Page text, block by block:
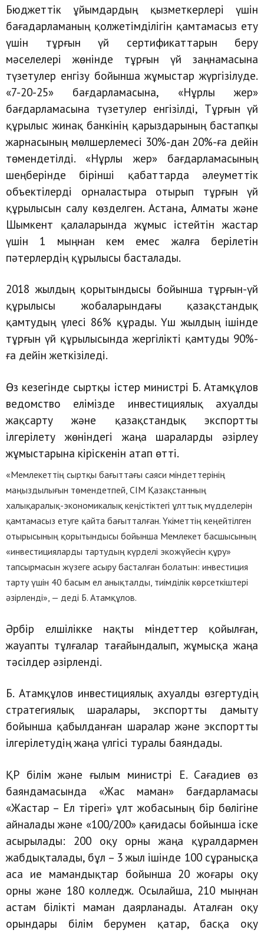
Бюджеттік ұйымдардың қызметкерлері үшін
бағадарламаның қолжетімділігін қамтамасыз ету
үшін тұрғын үй сертификаттарын беру
мәселелері жөнінде тұрғын үй заңнамасына
түзетулер енгізу бойынша жұмыстар жүргізілуде.
«7-20-25» бағдарламасына, «Нұрлы жер»
бағдарламасына түзетулер енгізілді, Тұрғын үй
құрылыс жинақ банкінің қарыздарының бастапқы
жарнасының мөлшерлемесі 30%-дан 20%-ға дейін
төмендетілді. «Нұрлы жер» бағдарламасының
шеңберінде бірінші қабаттарда әлеуметтік
объектілерді орналастыра отырып тұрғын үй
құрылысын салу көзделген. Астана, Алматы және
Шымкент қалаларында жұмыс істейтін жастар
үшін 1 мыңнан кем емес жалға берілетін
пәтерлердің құрылысы басталады.
2018 жылдың қорытындысы бойынша тұрғын-үй
құрылысы жобаларындағы қазақстандық
қамтудың үлесі 86% құрады. Үш жылдың ішінде
тұрғын үй құрылысында жергілікті қамтуды 90%-
ға дейін жеткізіледі.
Өз кезегінде сыртқы істер министрі Б. Атамқұлов
ведомство елімізде инвестициялық ахуалды
жақсарту және қазақстандық экспортты
ілгерілету жөніндегі жаңа шараларды әзірлеу
жұмыстарына кіріскенін атап өтті.
«Мемлекеттің сыртқы бағыттағы саяси міндеттерінің
маңыздылығын төмендетпей, СІМ Қазақстанның
халықаралық-экономикалық кеңістіктегі ұлттық мүдделерін
қамтамасыз етуге қайта бағытталған. Үкіметтің кеңейтілген
отырысының қорытындысы бойынша Мемлекет басшысының
«инвестицияларды тартудың күрделі экожүйесін құру»
тапсырмасын жүзеге асыру басталған болатын: инвестиция
тарту үшін 40 басым ел анықталды, тиімділік көрсеткіштері
әзірленді», — деді Б. Атамқұлов.
Әрбір елшілікке нақты міндеттер қойылған,
жауапты тұлғалар тағайындалып, жұмысқа жаңа
тәсілдер әзірленді.
Б. Атамқұлов инвестициялық ахуалды өзгертудің
стратегиялық шаралары, экспортты дамыту
бойынша қабылданған шаралар және экспортты
ілгерілетудің жаңа үлгісі туралы баяндады.
ҚР білім және ғылым министрі Е. Сағадиев өз
баяндамасында «Жас маман» бағдарламасы
«Жастар – Ел тірегі» ұлт жобасының бір бөлігіне
айналады және «100/200» қағидасы бойынша іске
асырылады: 200 оқу орны жаңа құралдармен
жабдықталады, бұл – 3 жыл ішінде 100 сұранысқа
аса ие мамандықтар бойынша 20 жоғары оқу
орны және 180 колледж. Осылайша, 210 мыңнан
астам білікті маман даярланады. Аталған оқу
орындары білім берумен қатар, басқа оқу